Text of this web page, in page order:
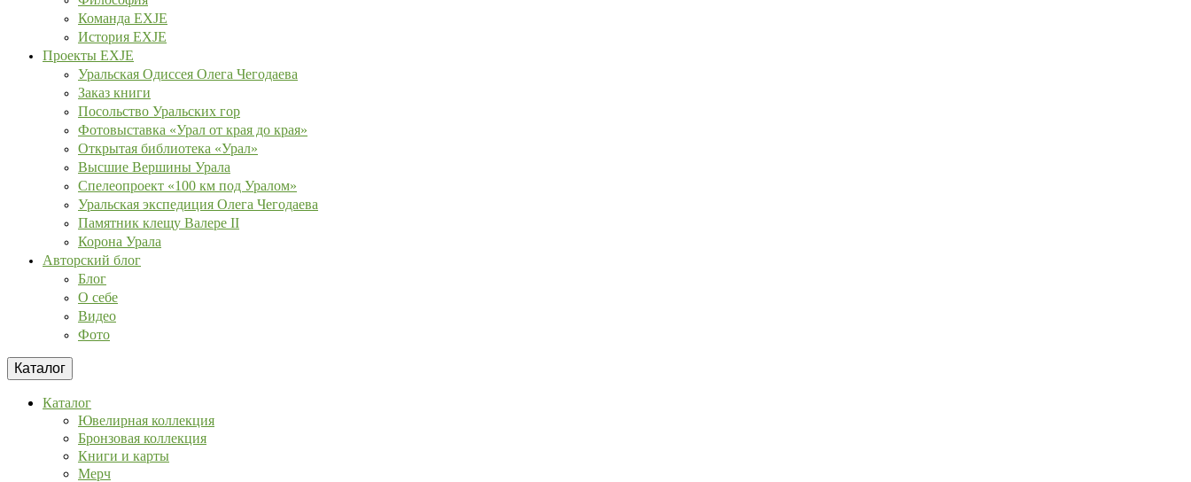
Команда EXJE
История EXJE
Проекты EXJE
Уральская Одиссея Олега Чегодаева
Заказ книги
Посольство Уральских гор
Фотовыставка «Урал от края до края»
Открытая библиотека «Урал»
Высшие Вершины Урала
Спелеопроект «100 км под Уралом»
Уральская экспедиция Олега Чегодаева
Памятник клещу Валере II
Корона Урала
Авторский блог
Блог
О себе
Видео
Фото
Каталог
Каталог
Ювелирная коллекция
Бронзовая коллекция
Книги и карты
Мерч